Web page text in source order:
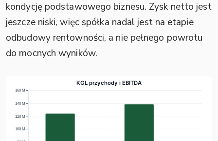
kondycję podstawowego biznesu. Zysk netto jest
jeszcze niski, więc spółka nadal jest na etapie
odbudowy rentowności, a nie pełnego powrotu
do mocnych wyników.